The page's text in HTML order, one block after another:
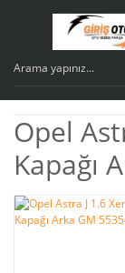
Opel
Kapağı